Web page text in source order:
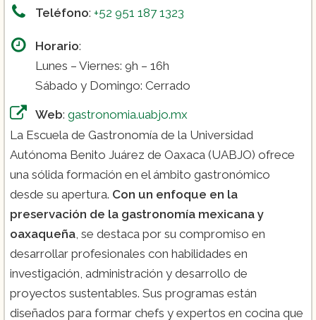
Teléfono: +52 951 187 1323
Horario:
Lunes – Viernes: 9h – 16h
Sábado y Domingo: Cerrado
Web: gastronomia.uabjo.mx
La Escuela de Gastronomía de la Universidad
Autónoma Benito Juárez de Oaxaca (UABJO) ofrece
una sólida formación en el ámbito gastronómico
desde su apertura. Con un enfoque en la
preservación de la gastronomía mexicana y
oaxaqueña , se destaca por su compromiso en
desarrollar profesionales con habilidades en
investigación, administración y desarrollo de
proyectos sustentables. Sus programas están
diseñados para formar chefs y expertos en cocina que